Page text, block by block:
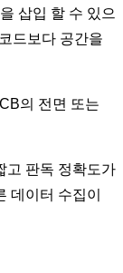
삽입 할 수 있으
드보다 공간을
의 전면 또는
고 판독 정확도가
데이터 수집이